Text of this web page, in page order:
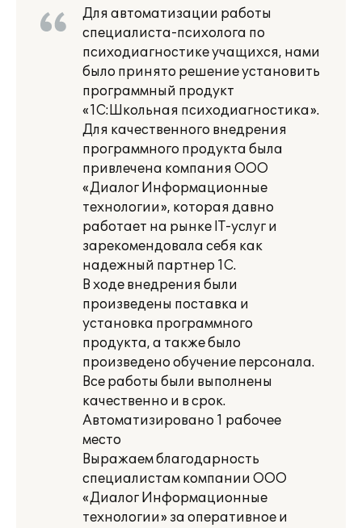
Для автоматизации работы
специалиста-психолога по
психодиагностике учащихся, нами
было принято решение установить
программный продукт
«1С:Школьная психодиагностика».
Для качественного внедрения
программного продукта была
привлечена компания ООО
«Диалог Информационные
технологии», которая давно
работает на рынке IT-услуг и
зарекомендовала себя как
надежный партнер 1С.
В ходе внедрения были
произведены поставка и
установка программного
продукта, а также было
произведено обучение персонала.
Все работы были выполнены
качественно и в срок.
Автоматизировано 1 рабочее
место
Выражаем благодарность
специалистам компании ООО
«Диалог Информационные
технологии» за оперативное и